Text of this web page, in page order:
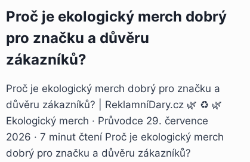
Proč je ekologický merch dobrý
pro značku a důvěru
zákazníků?
Proč je ekologický merch dobrý pro značku a
důvěru zákazníků? | ReklamníDary.cz 🌿 ♻️ 🌿
Ekologický merch · Průvodce 29. července
2026 · 7 minut čtení Proč je ekologický merch
dobrý pro značku a důvěru zákazníků?